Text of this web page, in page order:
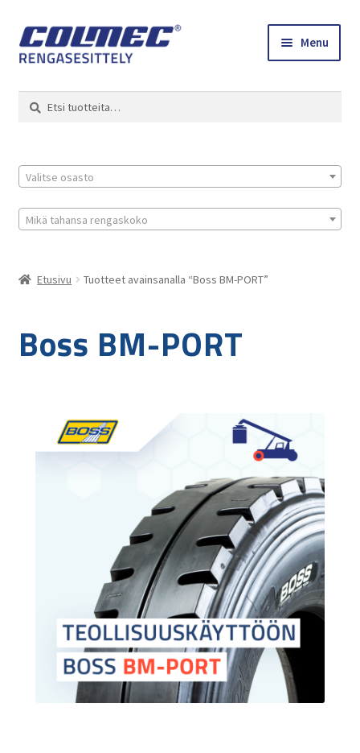
Skip
to
Skip
to
Menu
Colmec
0 tuotetta tarjouspyynnössä
Etsi:
Haku
Valitse osasto
Mikä tahansa rengaskoko
Etusivu Tuotteet avainsanalla “Boss BM-PORT”
Boss BM-PORT